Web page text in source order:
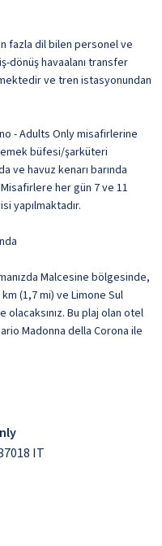
fazla dil bilen personel ve
dönüş havaalanı transfer
ve tren istasyonundan
- Adults Only misafirlerine
büfesi/şarküteri
ve havuz kenarı barında
her gün 7 ve 11
yapılmaktadır.
Malcesine bölgesinde,
(1,7 mi) ve Limone Sul
olacaksınız. Bu plaj olan otel
Madonna della Corona ile
IT